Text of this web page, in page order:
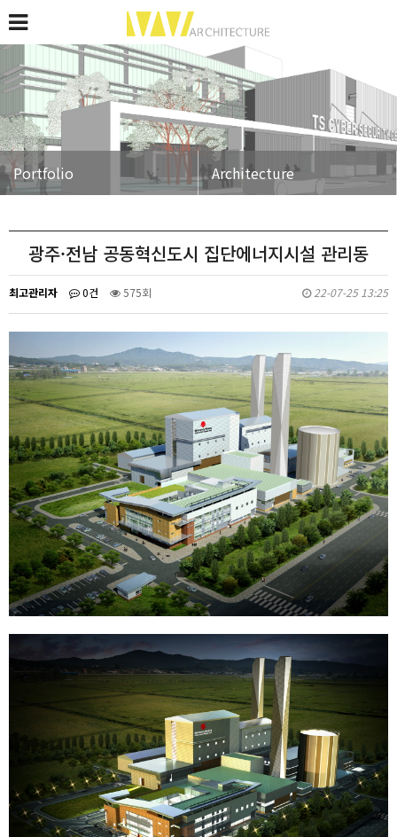
Portfolio Architecture
광주·전남 공동혁신도시 집단에너지시설 관리동
최고관리자 0건 575회 22-07-25 13:25